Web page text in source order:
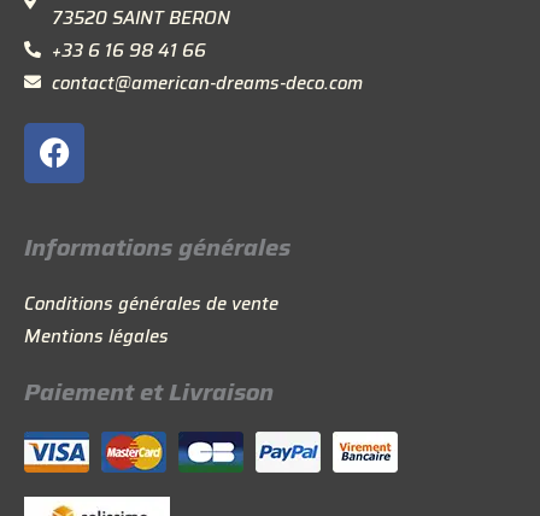
73520 SAINT BERON
+33 6 16 98 41 66
contact@american-dreams-deco.com
F
a
c
e
b
o
o
k
Informations générales
Conditions générales de vente
Mentions légales
Paiement et Livraison